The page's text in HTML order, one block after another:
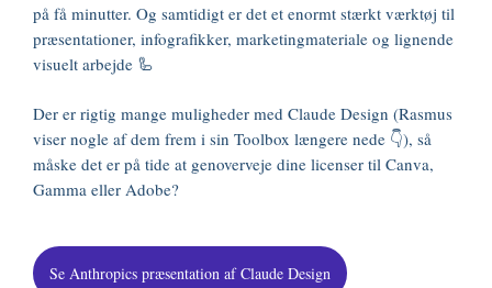
på få minutter. Og samtidigt er det et enormt stærkt værktøj til
præsentationer, infografikker, marketingmateriale og lignende
visuelt arbejde 🦾
Der er rigtig mange muligheder med Claude Design (Rasmus
viser nogle af dem frem i sin Toolbox længere nede 👇), så
måske det er på tide at genoverveje dine licenser til Canva,
Gamma eller Adobe?
Se Anthropics præsentation af Claude Design